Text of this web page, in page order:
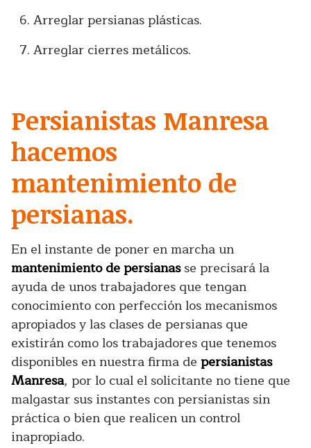
Arreglar persianas plásticas.
Arreglar cierres metálicos.
Persianistas Manresa
hacemos
mantenimiento de
persianas.
En el instante de poner en marcha un
mantenimiento de persianasse precisará la
ayuda de unos trabajadores que tengan
conocimiento con perfección los mecanismos
apropiados y las clases de persianas que
existirán como los trabajadores que tenemos
disponibles en nuestra firma de persianistas
Manresa, por lo cual el solicitante no tiene que
malgastar sus instantes con persianistas sin
práctica o bien que realicen un control
inapropiado.